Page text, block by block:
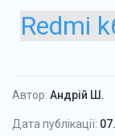
Redmi
Автор: Андрій Ш.
Дата публікації: